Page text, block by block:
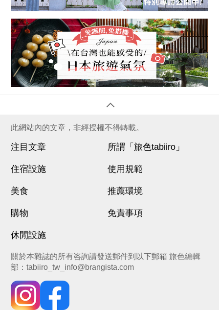
此網站內的文章，非經授權不得轉載。
注目文章
住宿設施
美食
購物
休閒設施
所謂「旅色tabiiro」
使用規範
推薦環境
免責事項
關於本雜誌的所有咨詢請發送郵件到以下郵箱 旅色編輯
部：tabiiro_tw_info@brangista.com